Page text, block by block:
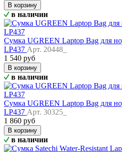
В корзину
в наличии
Сумка UGREEN Laptop Bag для
LP437 Арт. 20448_
1 540 руб
В корзину
в наличии
Сумка UGREEN Laptop Bag для
LP437 Арт. 30325_
1 860 руб
В корзину
в наличии